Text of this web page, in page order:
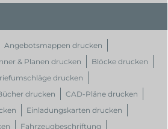
Angebotsmappen drucken
& Planen drucken
Blöcke drucken
drucken
drucken
CAD-Pläne drucken
Einladungskarten drucken
Fahrzeugbeschriftung